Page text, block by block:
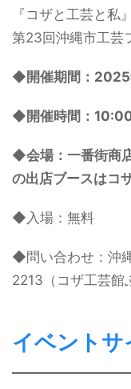
『コザと工芸と私』
第23回沖縄市工芸
◆ 開催期間：
◆ 開催時間：
◆会場：一番街商
の出店ブースはコ
◆入場：無料
◆問い合わせ：沖
2213（コザ工芸館
イベントサ